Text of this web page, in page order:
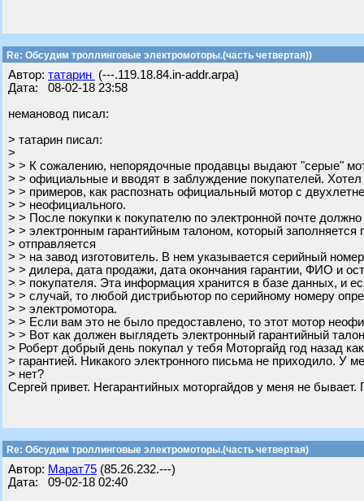
Re: Обсудим троллинговые электромоторы.(часть четвертая))
Автор: татарин (---.119.18.84.in-addr.arpa)
Дата: 08-02-18 23:58
немановод писал:
> татарин писал:
>
> > К сожалению, непорядочные продавцы выдают "серые"
> > официальные и вводят в заблуждение покупателей.
> > примеров, как распознать официальный мотор с
> > неофициального.
> > После покупки к покупателю по электронной почте
> > электронным гарантийным талоном, который заполняется
> отправляется
> > на завод изготовитель. В нем указывается серийный
> > дилера, дата продажи, дата окончания гарантии, ФИО и
> > покупателя. Эта информация хранится в базе данных, и
> > случай, то любой дистрибьютор по серийному номеру
> > электромотора.
> > Если вам это не было предоставлено, то этот мотор
> > Вот как должен выглядеть электронный гарантийный
> Роберт добрый день покупал у тебя Моторгайд год назад
> гарантией. Никакого электронного письма не приходило. У
> нет?
Сергей привет. Негарантийных моторгайдов у меня не
Re: Обсудим троллинговые электромоторы.(часть четвертая)
Автор: Марат75 (85.26.232.---)
Дата: 09-02-18 02:40